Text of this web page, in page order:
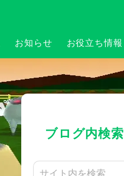
お知らせ お役立ち情報
ブログ内検索